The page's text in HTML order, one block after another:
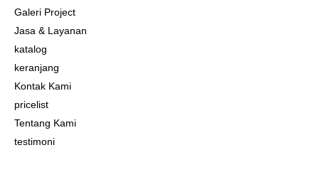
Galeri Project
Jasa & Layanan
katalog
keranjang
Kontak Kami
pricelist
Tentang Kami
testimoni